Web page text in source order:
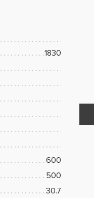
1830
600
500
30.7